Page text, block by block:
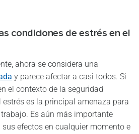
condiciones de estrés en el
ahora se considera una
y parece afectar a casi todos. Si
el contexto de la seguridad
estrés es la principal amenaza para
Es aún más importante
sus efectos en cualquier momento e